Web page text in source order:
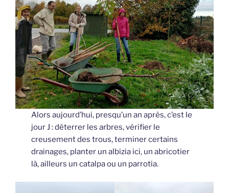
Alors aujourd’hui, presqu’un an après, c’est le
jour J : déterrer les arbres, vérifier le
creusement des trous, terminer certains
drainages, planter un albizia ici, un abricotier
là, ailleurs un catalpa ou un parrotia.